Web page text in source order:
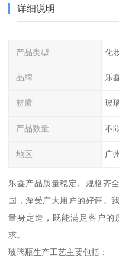
详细说明
产品类型 化
品牌 乐
材质 玻
产品数量 不
地区 广州
乐鑫产品质量稳定、规格齐
国，深受广大用户的好评。
量身定造，既能满足客户的
求。
玻璃瓶生产工艺主要包括：